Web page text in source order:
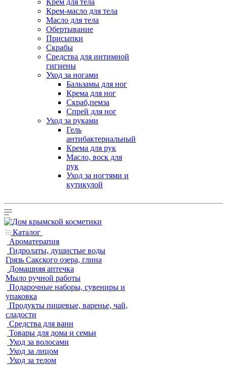
Крем для тела
Крем-масло для тела
Масло для тела
Обертывание
Присыпки
Скрабы
Средства для интимной
гигиены
Уход за ногами
Бальзамы для ног
Крема для ног
Скраб,пемза
Спрей для ног
Уход за руками
Гель
антибактериальный
Крема для рук
Масло, воск для
рук
Уход за ногтями и
кутикулой
Каталог
Ароматерапия
Гидролаты, душистые воды
Грязь Сакского озера, глина
Домашняя аптечка
Мыло ручной работы
Подарочные наборы, сувениры и
упаковка
Продукты пищевые, варенье, чай,
сладости
Средства для ванн
Товары для дома и семьи
Уход за волосами
Уход за лицом
Уход за телом